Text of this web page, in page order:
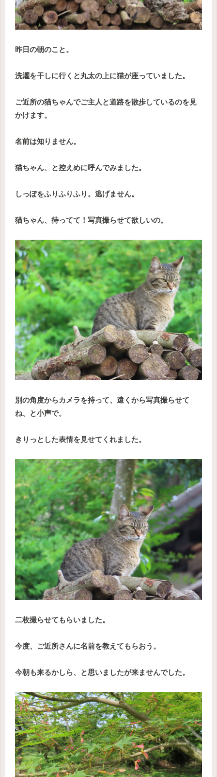
昨日の朝のこと。
洗濯を干しに行くと丸太の上に猫が座っていました。
ご近所の猫ちゃんでご主人と道路を散歩しているのを見
かけます。
名前は知りません。
猫ちゃん、と控えめに呼んでみました。
しっぽをふりふりふり。逃げません。
猫ちゃん、待ってて！写真撮らせて欲しいの。
別の角度からカメラを持って、遠くから写真撮らせて
ね、と小声で。
きりっとした表情を見せてくれました。
二枚撮らせてもらいました。
今度、ご近所さんに名前を教えてもらおう。
今朝も来るかしら、と思いましたが来ませんでした。